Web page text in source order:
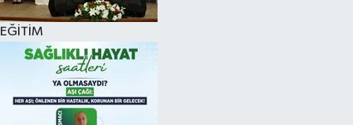
EĞİTİMVİZYONDAKİLER
YAŞAM